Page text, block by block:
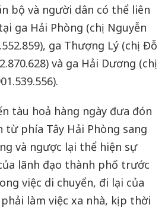
bộ và người dân có thể liên
ga Hải Phòng (chị Nguyễn
ga Thượng Lý (chị Đỗ
và ga Hải Dương (chị
tàu hoả hàng ngày đưa đón
từ phía Tây Hải Phòng sang
và ngược lại thể hiện sự
lãnh đạo thành phố trước
việc di chuyển, đi lại của
làm việc xa nhà, kịp thời